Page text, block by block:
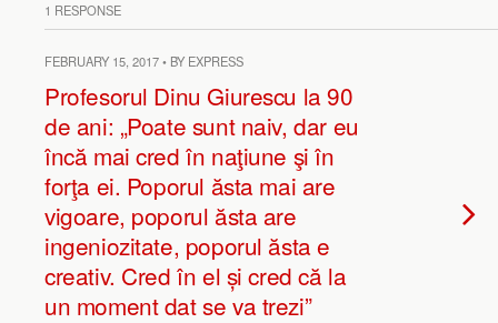
1 RESPONSE
FEBRUARY 15, 2017 • BY EXPRESS
Profesorul Dinu Giurescu la 90
de ani: „Poate sunt naiv, dar eu
încă mai cred în naţiune şi în
forţa ei. Poporul ăsta mai are
vigoare, poporul ăsta are
ingeniozitate, poporul ăsta e
creativ. Cred în el și cred că la
un moment dat se va trezi”